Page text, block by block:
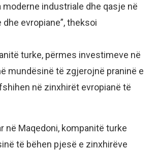
moderne industriale dhe qasje në
evropiane”, theksoi
turke, përmes investimeve në
mundësinë të zgjerojnë praninë e
në zinxhirët evropianë të
në Maqedoni, kompanitë turke
të bëhen pjesë e zinxhirëve